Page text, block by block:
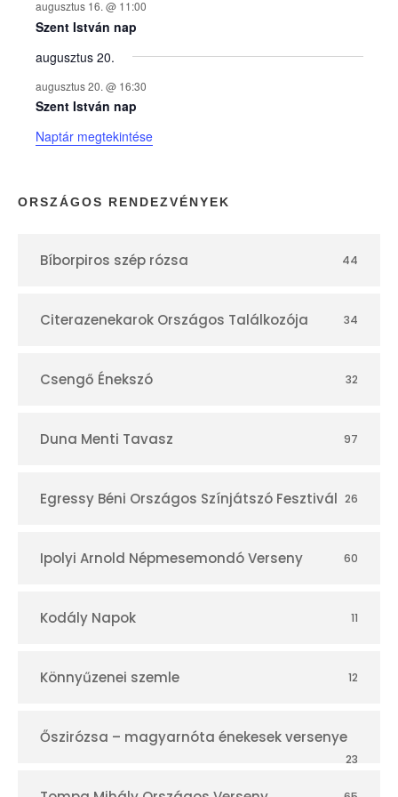
e
k
n
a
p
r
augusztus 16. @ 11:00
Szent István nap
augusztus 20.
augusztus 20. @ 16:30
Szent István nap
Naptár megtekintése
ORSZÁGOS RENDEZVÉNYEK
Bíborpiros szép rózsa 44
Citerazenekarok Országos Találkozója 34
Csengő Énekszó 32
Duna Menti Tavasz 97
Egressy Béni Országos Színjátszó Fesztivál 26
Ipolyi Arnold Népmesemondó Verseny 60
Kodály Napok 11
Könnyűzenei szemle 12
Őszirózsa – magyarnóta énekesek versenye
23